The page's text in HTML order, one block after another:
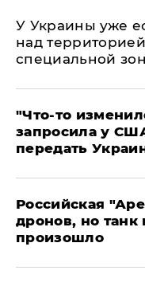
У Украины уже
над
специальной
​"Что-то
запросила у
передать
​Российская
дронов, но танк
произошло